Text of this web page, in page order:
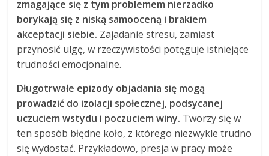
zmagające się z tym problemem nierzadko
borykają się z niską samooceną i brakiem
akceptacji siebie. Zajadanie stresu, zamiast
przynosić ulgę, w rzeczywistości potęguje istniejące
trudności emocjonalne.
Długotrwałe epizody objadania się mogą
prowadzić do izolacji społecznej, podsycanej
uczuciem wstydu i poczuciem winy. Tworzy się w
ten sposób błędne koło, z którego niezwykle trudno
się wydostać. Przykładowo, presja w pracy może